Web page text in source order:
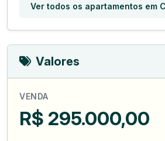
Ver todos os apartamentos em
Valores
VENDA
R$ 295.000,00